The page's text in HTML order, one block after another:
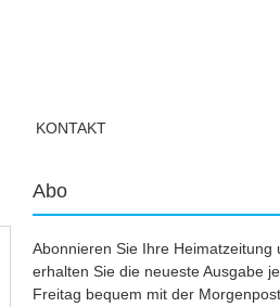
KONTAKT
Abo
Abonnieren Sie Ihre Heimatzeitung
erhalten Sie die neueste Ausgabe
Freitag bequem mit der